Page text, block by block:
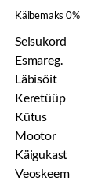
Käibemaks 0%
Seisukord
Esmareg.
Läbisõit
Keretüüp
Kütus
Mootor
Käigukast
Veoskeem